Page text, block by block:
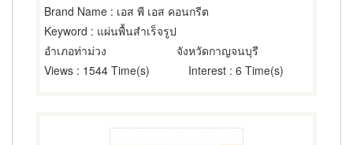
Brand Name : เอส พี เอส คอนกรีต
Keyword : แผ่นพื้นสำเร็จรูป
อำเภอท่าม่วง
จังหวัดกาญจนบุรี
Views : 1544 Time(s) Interest : 6 Time(s)